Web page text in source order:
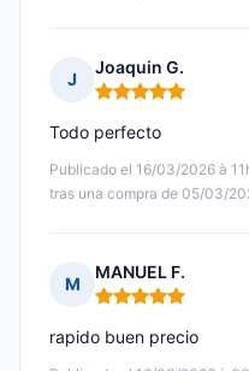
J
Joaquin G.
Nota: 5 de 5
Publicado el 16/03/2026 à
tras una compra de 05/03/
Todo perfecto
M
MANUEL F.
Nota: 5 de 5
rapido buen precio